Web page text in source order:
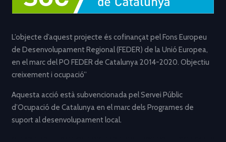
L’objecte d’aquest projecte és cofinançat pel Fons Europeu
de Desenvolupament Regional (FEDER) de la Unió Europea,
en el marc del PO FEDER de Catalunya 2014-2020. Objectiu
creixement i ocupació”
Aquesta acció està subvencionada pel Servei Públic
d’Ocupació de Catalunya en el marc dels Programes de
suport al desenvolupament local.